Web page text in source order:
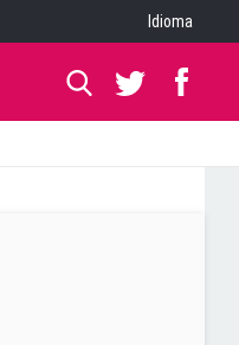
Idioma